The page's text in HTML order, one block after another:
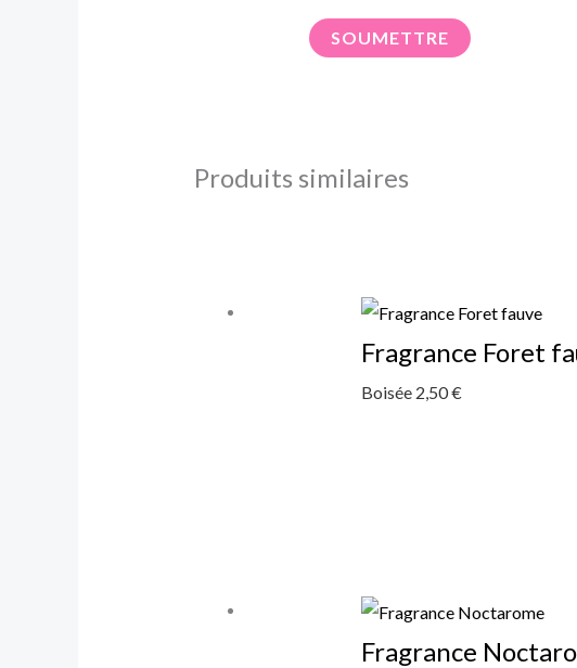
Produits similaires
Fragrance Foret
Boisée 2,50€
Fragrance